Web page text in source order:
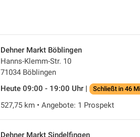
Dehner Markt Böblingen
Hanns-Klemm-Str. 10
71034 Böblingen
Heute 09:00 - 19:00 Uhr |
Schließt in 46
527,75 km • Angebote: 1 Prospekt
Dehner Markt Sindelfingen